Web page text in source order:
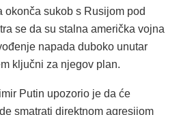
okonča sukob s Rusijom pod
se da su stalna američka vojna
napada duboko unutar
ključni za njegov plan.
Putin upozorio je da će
smatrati direktnom agresijom